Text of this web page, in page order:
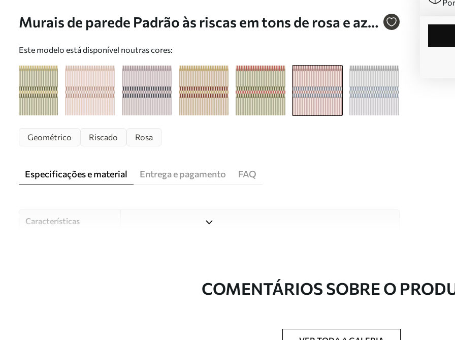
Murais de parede Padrão às riscas em tons de rosa e azul
Este modelo está disponível noutras cores:
Geométrico Riscado Rosa
Especificações e material Entrega e pagamento FAQ
Características
Estúdio de design UwallsCOMENTÁRIOS SOBRE O